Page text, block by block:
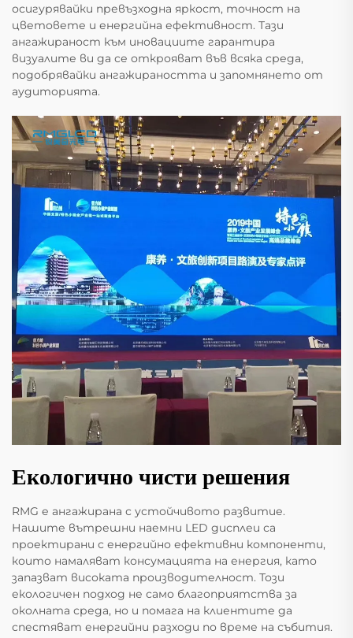
осигурявайки превъзходна яркост, точност на
цветовете и енергийна ефективност. Тази
ангажираност към иновациите гарантира
визуалите ви да се открояват във всяка среда,
подобрявайки ангажираността и запомнянето от
аудиторията.
Екологично чисти решения
RMG е ангажирана с устойчивото развитие.
Нашите вътрешни наемни LED дисплеи са
проектирани с енергийно ефективни компоненти,
които намаляват консумацията на енергия, като
запазват високата производителност. Този
екологичен подход не само благоприятства за
околната среда, но и помага на клиентите да
спестяват енергийни разходи по време на събития.